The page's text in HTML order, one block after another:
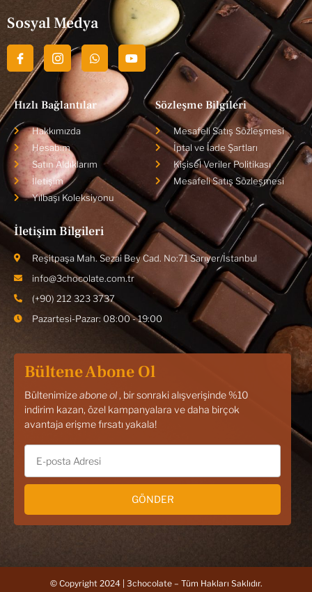
Sosyal Medya
Hızlı Bağlantılar
Hakkımızda
Hesabım
Satın Aldıklarım
İletişim
Yılbaşı Koleksiyonu
Sözleşme Bilgileri
Mesafeli Satış Sözleşmesi
İptal ve İade Şartları
Kişisel Veriler Politikası
Mesafeli Satış Sözleşmesi
İletişim Bilgileri
Reşitpaşa Mah. Sezai Bey Cad. No:71 Sarıyer/İstanbul
info@3chocolate.com.tr
(+90) 212 323 3737
Pazartesi-Pazar: 08:00 - 19:00
Bültene Abone Ol
Bültenimizeabone ol , bir sonraki alışverişinde %10
indirim kazan, özel kampanyalara ve daha birçok
avantaja erişme fırsatı yakala!
GÖNDER
© Copyright 2024 | 3chocolate – Tüm Hakları Saklıdır.